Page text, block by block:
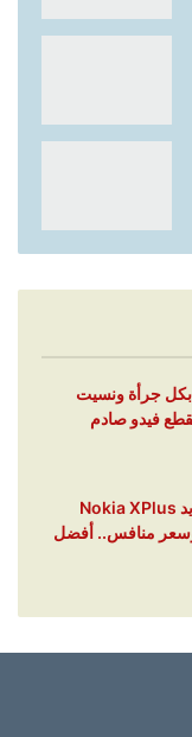
بكل جرأة ونسيت
فيدو صادم
وصول هاتف نوكيا الجديد Nokia XPlus
وسعر منافس.. أفضل